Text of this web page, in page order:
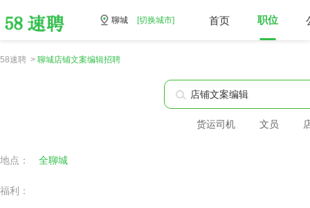
聊城 [切换城市] 首页 职位
58速聘 > 聊城店铺文案编辑招聘
货运司机 文员
地点： 全聊城
福利：